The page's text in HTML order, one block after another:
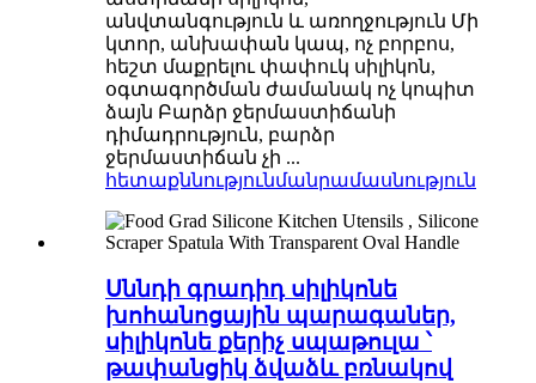
անվտանգություն և առողջություն Մի
կտոր, անխափան կապ, ոչ բորբոս,
հեշտ մաքրելու փափուկ սիլիկոն,
օգտագործման ժամանակ ոչ կոպիտ
ձայն Բարձր ջերմաստիճանի
դիմադրություն, բարձր
ջերմաստիճան չի ...
հետաքննությունմանրամասնություն
Սննդի գրադիդ սիլիկոնե
խոհանոցային պարագաներ,
սիլիկոնե քերիչ սպաթուլա ՝
թափանցիկ ձվաձև բռնակով